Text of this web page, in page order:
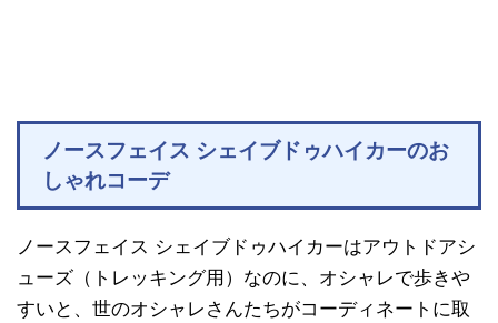
ノースフェイス シェイブドゥハイカーのお
しゃれコーデ
ノースフェイス シェイブドゥハイカーはアウトドアシ
ューズ（トレッキング用）なのに、オシャレで歩きや
すいと、世のオシャレさんたちがコーディネートに取